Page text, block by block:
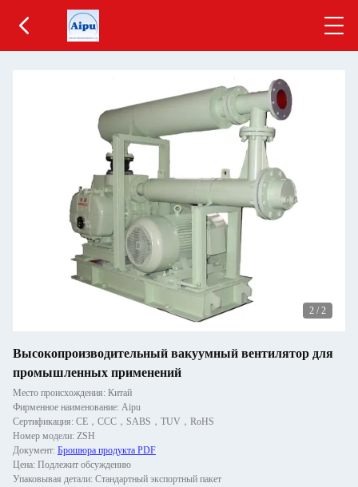
2 / 2
Высокопроизводительный вакуумный вентилятор для
промышленных применений
Место происхождения: Китай
Фирменное наименование: Aipu
Сертификация: CE，CCC，SABS，TUV，RoHS
Номер модели: ZSH
Документ: Брошюра продукта PDF
Цена: Подлежит обсуждению
Упаковывая детали: Стандартный экспортный пакет